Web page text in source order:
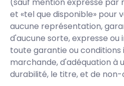
et «tel que disponible» pour
aucune représentation,
d'aucune sorte, expresse ou
toute garantie ou conditions
marchande, d'adéquation à
durabilité, le titre, et de